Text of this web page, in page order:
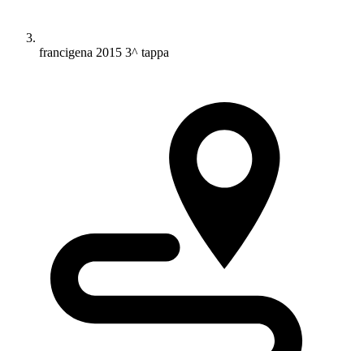
francigena 2015 3^ tappa